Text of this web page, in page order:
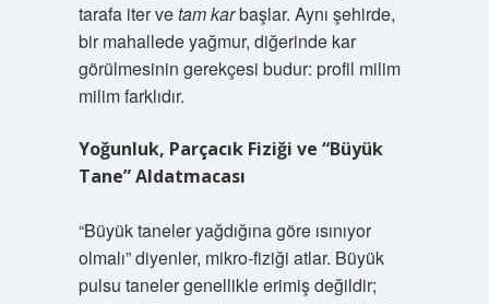
tarafa iter vetam karbaşlar. Aynı şehirde,
bir mahallede yağmur, diğerinde kar
görülmesinin gerekçesi budur: profil milim
milim farklıdır.
Yoğunluk, Parçacık Fiziği ve “Büyük
Tane” Aldatmacası
“Büyük taneler yağdığına göre ısınıyor
olmalı” diyenler, mikro-fiziği atlar. Büyük
pulsu taneler genellikle erimiş değildir;